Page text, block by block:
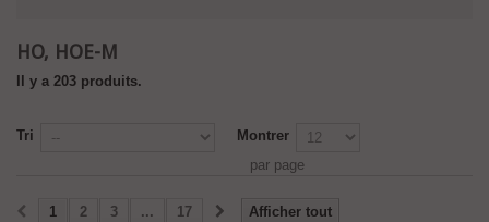
HO, HOE-M
Il y a 203 produits.
Tri
Montrer
par page
Afficher tout
1 2 3 ... 17